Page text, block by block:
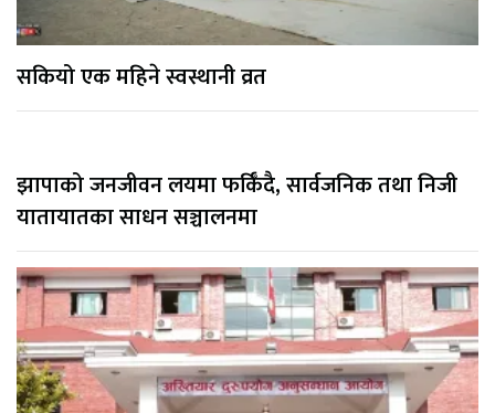
सकियो एक महिने स्वस्थानी व्रत
झापाको जनजीवन लयमा फर्किँदै, सार्वजनिक तथा निजी
यातायातका साधन सञ्चालनमा